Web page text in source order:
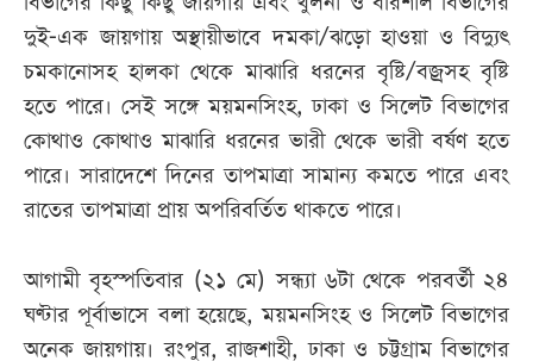
দুই-এক জায়গায় অস্থায়ীভাবে দমকা/ঝড়ো হাওয়া ও বিদ্যুৎ
চমকানোসহ হালকা থেকে মাঝারি ধরনের বৃষ্টি/বজ্রসহ বৃষ্টি
হতে পারে। সেই সঙ্গে ময়মনসিংহ, ঢাকা ও সিলেট বিভাগের
কোথাও কোথাও মাঝারি ধরনের ভারী থেকে ভারী বর্ষণ হতে
পারে। সারাদেশে দিনের তাপমাত্রা সামান্য কমতে পারে এবং
রাতের তাপমাত্রা প্রায় অপরিবর্তিত থাকতে পারে।
আগামী বৃহস্পতিবার (২১ মে) সন্ধ্যা ৬টা থেকে পরবর্তী ২৪
ঘণ্টার পূর্বাভাসে বলা হয়েছে, ময়মনসিংহ ও সিলেট বিভাগের
অনেক জায়গায়। রংপুর, রাজশাহী, ঢাকা ও চট্টগ্রাম বিভাগের